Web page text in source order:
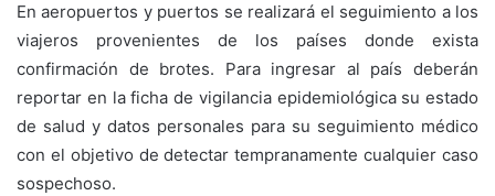
En aeropuertos y puertos se realizará el seguimiento a los
viajeros provenientes de los países donde exista
confirmación de brotes. Para ingresar al país deberán
reportar en la ficha de vigilancia epidemiológica su estado
de salud y datos personales para su seguimiento médico
con el objetivo de detectar tempranamente cualquier caso
sospechoso.